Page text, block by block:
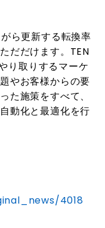
ら更新する転換率
だだけます。TEN
り取りするマーケ
やお客様からの要
た施策をすべて、
動化と最適化を行
4018